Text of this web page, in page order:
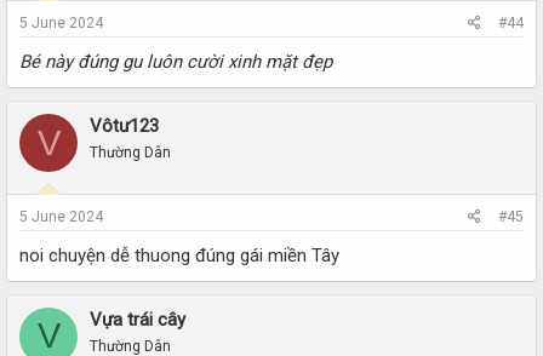
5 June 2024 #44
Bé này đúng gu luôn cười xinh mặt đẹp
V Vôtư123
Thường Dân
5 June 2024 #45
noi chuyện dễ thuong đúng gái miền Tây
V Vựa trái cây
Thường Dân